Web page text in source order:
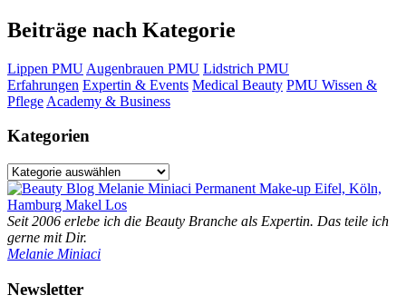
Beiträge nach Kategorie
Lippen PMU Augenbrauen PMU Lidstrich PMU
Erfahrungen Expertin & Events Medical Beauty PMU Wissen &
Pflege Academy & Business
Kategorien
Kategorien
Seit 2006 erlebe ich die Beauty Branche als Expertin. Das teile ich
gerne mit Dir.
Melanie Miniaci
Newsletter